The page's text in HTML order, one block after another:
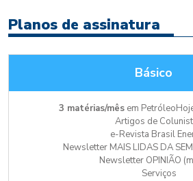
Planos de assinatura
Básico
3 matérias/mês em
Artigos de
e-Revista Brasil
Newsletter MAIS LIDAS DA
Newsletter OPINIÃO
Serviços